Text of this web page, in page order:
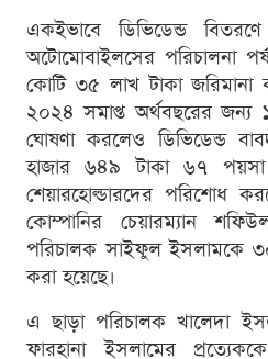
একইভাবে ডিভিডেন্ড
অটোমোবাইলসের পরিচালনা
কোটি ৩৫ লাখ টাকা জরিমানা
২০২৪ সমাপ্ত অর্থবছরের জন্য
ঘোষণা করলেও ডিভিডেন্ড
হাজার ৬৪৯ টাকা ৬৭ পয়সা
শেয়ারহোল্ডারদের পরিশোধ
কোম্পানির চেয়ারম্যান
পরিচালক সাইফুল ইসলামকে
করা হয়েছে।
এ ছাড়া পরিচালক খালেদা
ফারহানা ইসলামের